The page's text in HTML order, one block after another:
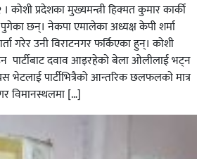
कोशी प्रदेशका मुख्यमन्त्री हिक्मत कुमार कार्की
पुगेका छन्। नेकपा एमालेका अध्यक्ष केपी शर्मा
गरेर उनी विराटनगर फर्किएका हुन्। काेशी
पार्टीबाट दवाव आइरहेकाे बेला ओलीलाई भट्न
भेटलाई पार्टीभित्रैको आन्तरिक छलफलकाे मात्र
विमानस्थलमा […]